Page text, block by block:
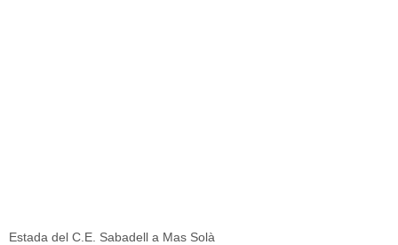
Estada del C.E. Sabadell a Mas Solà